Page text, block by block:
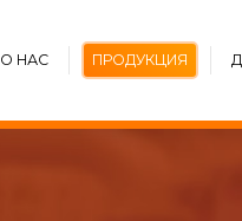
О НАС ПРОДУКЦИЯ